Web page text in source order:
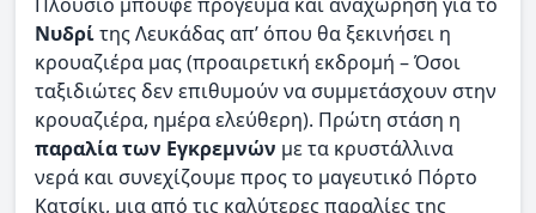
Νυδρίτης Λευκάδας απ’ όπου θα ξεκινήσει η
κρουαζιέρα μας (προαιρετική εκδρομή – Όσοι
ταξιδιώτες δεν επιθυμούν να συμμετάσχουν στην
κρουαζιέρα, ημέρα ελεύθερη). Πρώτη στάση η
παραλία των Εγκρεμνών με τα κρυστάλλινα
νερά και συνεχίζουμε προς το μαγευτικό Πόρτο
Κατσίκι, μια από τις καλύτερες παραλίες της